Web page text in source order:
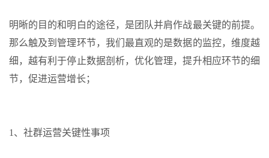
明晰的目的和明白的途径，是团队并肩作战最关键的前提。
那么触及到管理环节，我们最直观的是数据的监控，维度越
细，越有利于停止数据剖析，优化管理，提升相应环节的细
节，促进运营增长；
1、社群运营关键性事项